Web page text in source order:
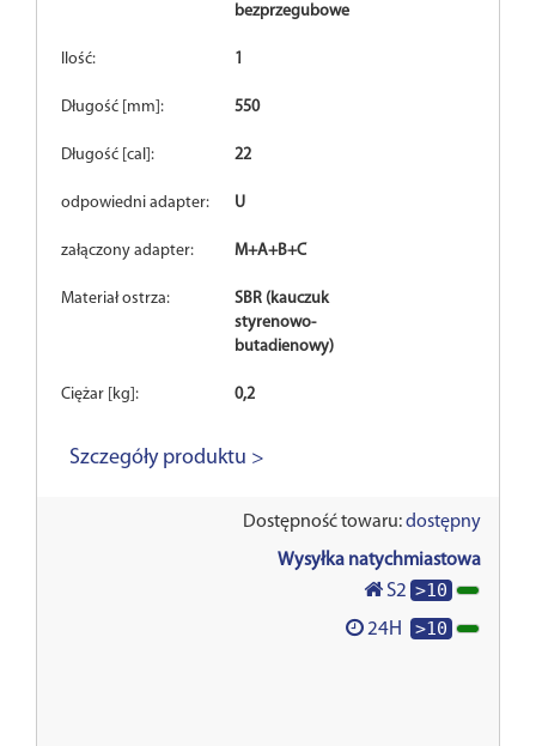
bezprzegubowe
Ilość: 1
Długość [mm]: 550
Długość [cal]: 22
odpowiedni adapter: U
załączony adapter: M+A+B+C
Materiał ostrza:
SBR (kauczuk
styrenowo-
butadienowy)
Ciężar [kg]: 0,2
Szczegóły produktu >
Dostępność towaru:dostępny
Wysyłka natychmiastowa
S2 >10
24H >10